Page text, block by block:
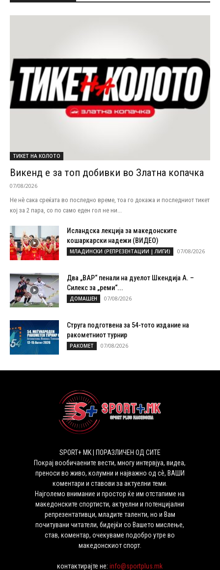
ТИКЕТ НА КОЛОТО
Викенд е за топ добивки во Златна копачка
07/08/2026
Не нѐ сака среќата во последно време, тоа го докажа и последниот тикет
кој за 2 пара, со по само еден гол не ни...
Исландска лекција за македонските
кошаркарски надежи (ВИДЕО)
МЛАДИНСКИ (РЕПРЕЗЕНТАЦИИ | ЛИГИ) 07/08/2026
Два „ВАР“ пенали на дуелот Шкендија А. –
Силекс за „реми“...
ДОМАШЕН 07/08/2026
Струга подготвена за 54-тото издание на
ракометниот турнир
РАКОМЕТ 07/08/2026
SPORT+ MK | ПОРАЗЛИЧЕН ОД СИТЕ
Покрај вообичаените вести, многу интервјуа, видеа,
преноси во живо, колумни и најважно од сѐ, ВАШИ
коментари и ставови за актуелни теми.
Најголемо внимание и простор ќе им отстапиме на
македонските спортисти, актуелни и потенцијални
репрезентативци, младите таленти, но и Вам
почитувани читатели, бидејќи со Вашето мислење,
став, коментар, очекуваме подобро утре во
македонскиот спорт.
контактирајте не:info@sportplus.mk